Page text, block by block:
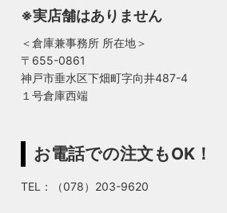
※実店舗はありません
＜倉庫兼事務所 所在地＞
〒655-0861
神戸市垂水区下畑町字向井487-4
１号倉庫西端
お電話での注文もOK！
TEL：（078）203-9620